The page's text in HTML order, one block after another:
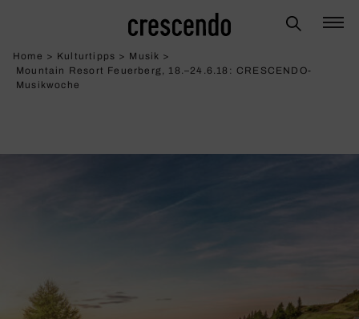
Home > Kulturtipps > Musik >
Mountain Resort Feuerberg, 18.–24.6.18: CRESCENDO-
Musik­woche